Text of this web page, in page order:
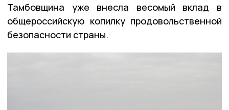
Тамбовщина уже внесла весомый вклад в
общероссийскую копилку продовольственной
безопасности страны.